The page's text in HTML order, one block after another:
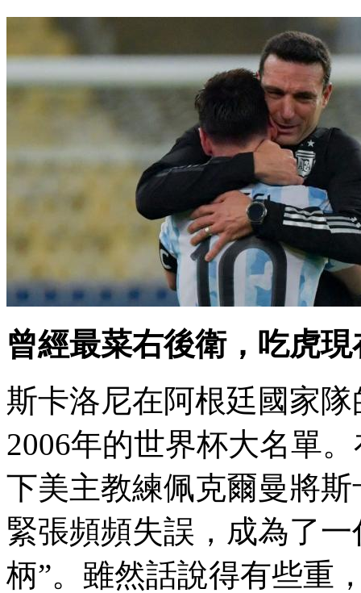
曾經最菜右後衛，吃虎
斯卡洛尼在阿根廷國家隊
2006年的世界杯大名單 。
下美主教練佩克爾曼將斯
緊張頻頻失誤 ，成為了
柄”。雖然話說得有些